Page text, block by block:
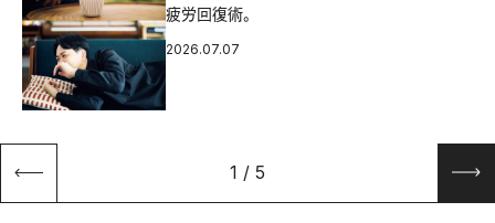
疲労回復術。
2026.07.07
1 / 5